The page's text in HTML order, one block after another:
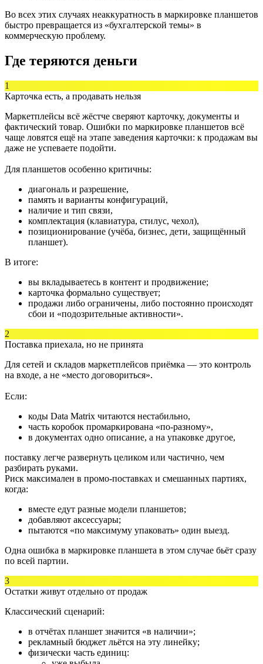
Во всех этих случаях неаккуратность в маркировке планшетов
быстро превращается из «бухгалтерской темы» в
коммерческую проблему.
Где теряются деньги
1
Карточка есть, а продавать нельзя
Маркетплейсы всё жёстче сверяют карточку, документы и
фактический товар. Ошибки по маркировке планшетов всё
чаще ловятся ещё на этапе заведения карточки: к продажам вы
даже не успеваете подойти.
Для планшетов особенно критичны:
диагональ и разрешение,
память и варианты конфигураций,
наличие и тип связи,
комплектация (клавиатура, стилус, чехол),
позиционирование (учёба, бизнес, дети, защищённый
планшет).
В итоге:
вы вкладываетесь в контент и продвижение;
карточка формально существует;
продажи либо ограничены, либо постоянно происходят
сбои и «подозрительные активности».
2
Поставка приехала, но не принята
Для сетей и складов маркетплейсов приёмка — это контроль
на входе, а не «место договориться».
Если:
коды Data Matrix читаются нестабильно,
часть коробок промаркирована «по-разному»,
в документах одно описание, а на упаковке другое,
поставку легче развернуть целиком или частично, чем
разбирать руками.
Риск максимален в промо-поставках и смешанных партиях,
когда:
вместе едут разные модели планшетов;
добавляют аксессуары;
пытаются «по максимуму упаковать» один выезд.
Одна ошибка в маркировке планшета в этом случае бьёт сразу
по всей партии.
3
Остатки живут отдельно от продаж
Классический сценарий:
в отчётах планшет значится «в наличии»;
рекламный бюджет льётся на эту линейку;
физически часть единиц: